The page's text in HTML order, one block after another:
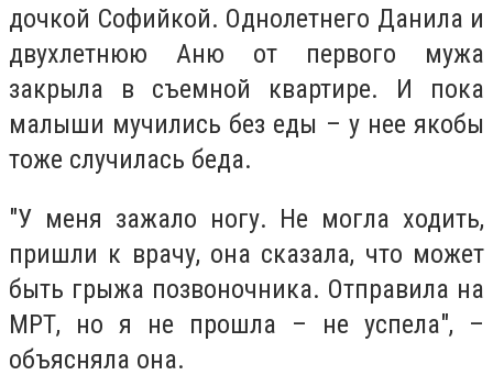
дочкой Софийкой. Однолетнего Данила и
двухлетнюю Аню от первого мужа
закрыла в съемной квартире. И пока
малыши мучились без еды – у нее якобы
тоже случилась беда.
"У меня зажало ногу. Не могла ходить,
пришли к врачу, она сказала, что может
быть грыжа позвоночника. Отправила на
МРТ, но я не прошла – не успела", –
объясняла она.